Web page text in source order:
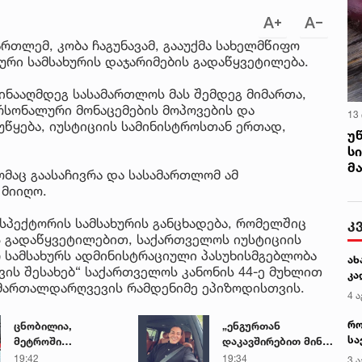
კობა ჩაგუნავამ, გააუქმა სახელმწიფო
სამსახურის დაჯარიმების გადაწყვეტილება.
სასამართლოს მას შემდეგ მიმართა,
მონაცემების მოპოვების და
იუსტიციის სამინისტროსთან ერთად,
გაასაჩივრა და სასამართლომ ამ
სამსახურის განცხადება, რომელშიც
საქართველოს იუსტიციის
ადმინისტრაციული პასუხისმგებლობა
შესახებ“ საქართველოს კანონის 44-ე მუხლით
რამდენიმე ეპიზოდისთვის.
ცნობილია,
მეტროში
გარდაცვლილი 21
19:42
„ენგურთან
დაკავშირებით მინდა
ვთქვა...“ - გოგა
19:34
13
4